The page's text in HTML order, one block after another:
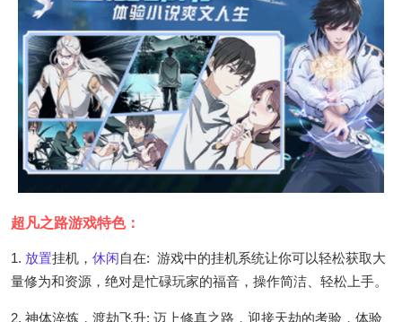
超凡之路游戏特色：
1. 放置挂机， 休闲自在: 游戏中的挂机系统让你可以轻松获取大
量修为和资源，绝对是忙碌玩家的福音，操作简洁、轻松上手。
2. 神体淬炼，渡劫飞升: 迈上修真之路，迎接天劫的考验，体验